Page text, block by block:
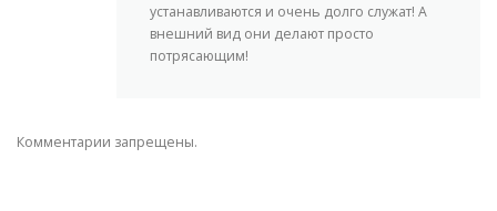
устанавливаются и очень долго служат! А
внешний вид они делают просто
потрясающим!
Комментарии запрещены.